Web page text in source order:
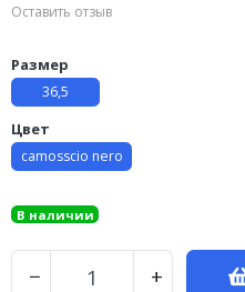
Оставить отзыв
Размер
36,5
Цвет
camosscio nero
В наличии
− +